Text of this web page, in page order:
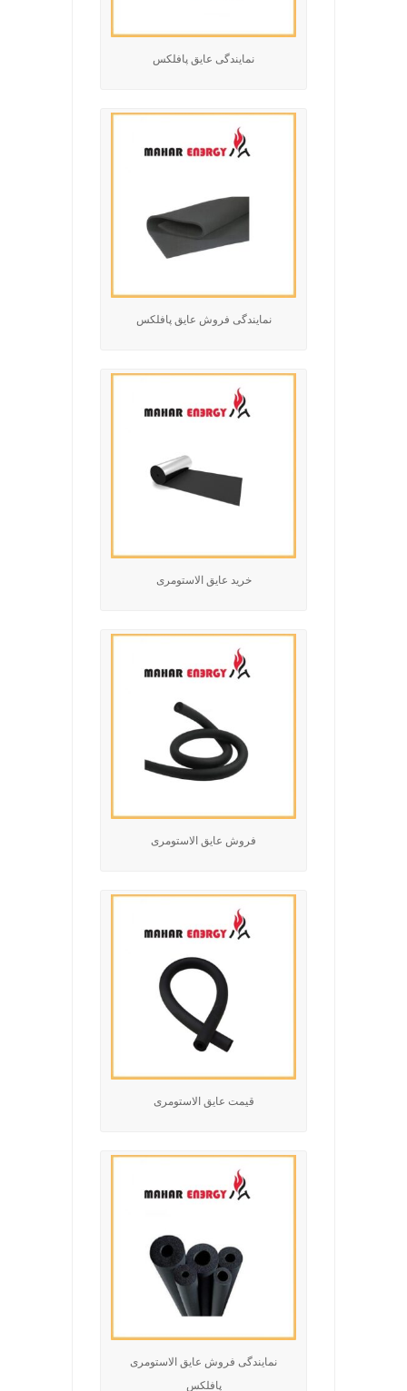
نمایندگی عایق پافلکس
نمایندگی فروش عایق پافلکس
خرید عایق الاستومری
فروش عایق الاستومری
قیمت عایق الاستومری
نمایندگی فروش عایق الاستومری
پافلکس